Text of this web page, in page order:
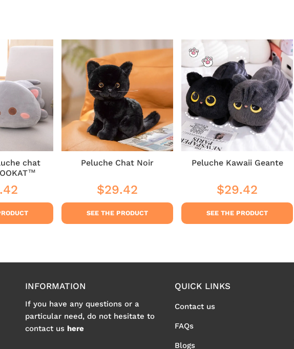
chat
Peluche Chat Noir
Regular
price
$29.42
SEE THE PRODUCT
Peluche Kawaii Geante
Regular
price
$29.42
SEE THE PRODUCT
INFORMATION
If you have any questions or a
particular need, do not hesitate to
contact us here
QUICK LINKS
Contact us
FAQs
Blogs